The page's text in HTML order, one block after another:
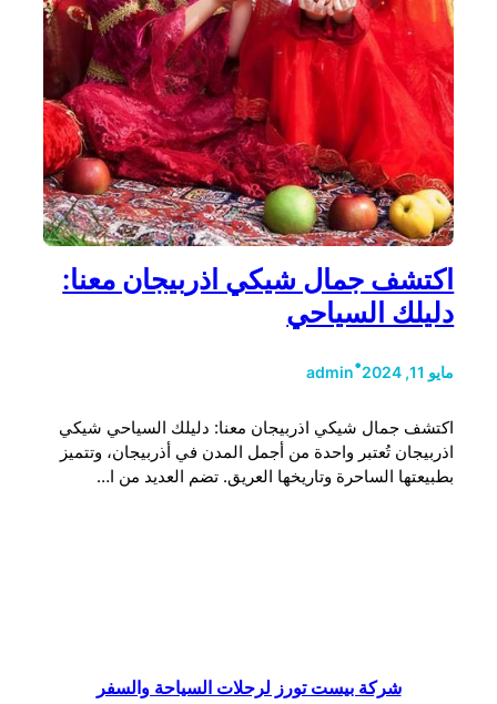
اكتشف جمال شيكي اذربيجان معنا:
دليلك السياحي
مايو 11, 2024 •
admin
اكتشف جمال شيكي اذربيجان معنا: دليلك السياحي شيكي
اذربيجان تُعتبر واحدة من أجمل المدن في أذربيجان، وتتميز
بطبيعتها الساحرة وتاريخها العريق. تضم العديد من ا…
شركة بيست تورز لرحلات السياحة والسفر